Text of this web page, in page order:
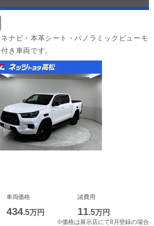
ナビ・本革シート・パノラミックビューモ
き車両です。
車両価格
434.5万円
諸費用
11.5万円
※価格は展示店にて8月登録の場合